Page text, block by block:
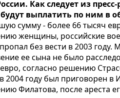
Как следует из
выплатить по ним в
сумму - более 66 тысяч
женщины, российские
без вести в 2003
ее сына не было
согласно решению
2004 году был приговорен в
Филатова, после ареста